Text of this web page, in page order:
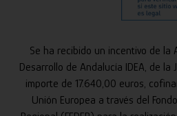
Se ha recibido un incentivo de la
Desarrollo de Andalucía IDEA, de
importe de 17.640,00 euros,
Unión Europea a través del